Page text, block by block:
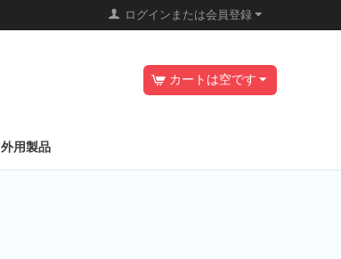
ログインまたは会員登録
カートは空です
外用製品